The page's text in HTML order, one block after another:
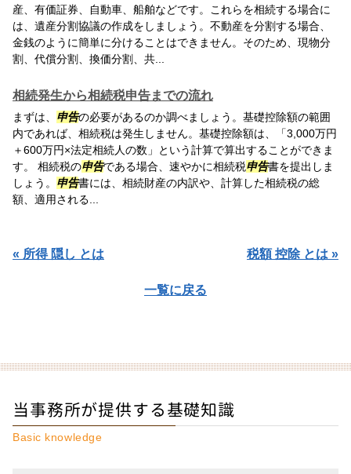
産、有価証券、自動車、船舶などです。これらを相続する場合に
は、遺産分割協議の作成をしましょう。不動産を分割する場合、
金銭のように簡単に分けることはできません。そのため、現物分
割、代償分割、換価分割、共...
相続発生から相続税申告までの流れ
まずは、 申告の必要があるのか調べましょう。基礎控除額の範囲
内であれば、相続税は発生しません。基礎控除額は、「3,000万円
＋600万円×法定相続人の数」という計算で算出することができま
す。 相続税の申告である場合、速やかに相続税申告書を提出しま
しょう。 申告書には、相続財産の内訳や、計算した相続税の総
額、適用される...
« 所得 隠し とは 税額 控除 とは »
一覧に戻る
当事務所が提供する基礎知識
Basic knowledge